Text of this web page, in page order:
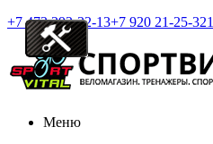
+7 473 292-32-13+7 920 21-25-321
Меню